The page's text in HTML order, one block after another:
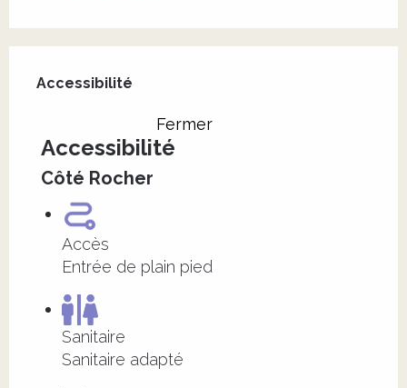
Accessibilité
Accessibilité
Fermer
Accessibilité
Côté Rocher
Accès
Entrée de plain pied
Sanitaire
Sanitaire adapté